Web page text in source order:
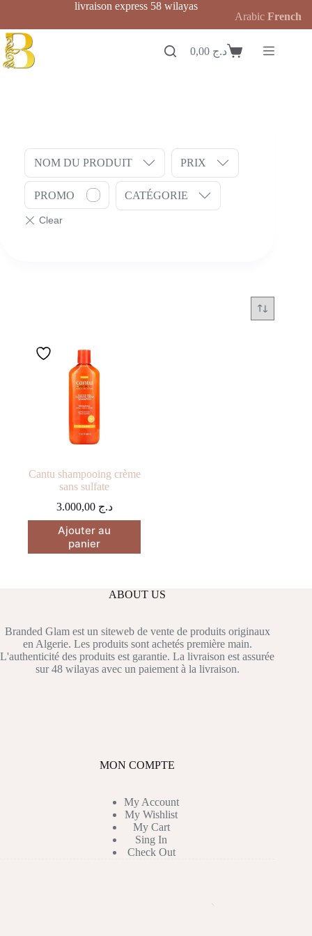
contenu
livraison express 58 wilayas
Panierد.ج
Cantu shampooing crème
sans sulfate
د.ج 3.000,00
Ajouter au
panier
NOM DU PRODUIT PRIX
PROMO CATÉGORIE
ABOUT US
Branded Glam est un siteweb de vente de produits originaux
en Algerie. Les produits sont achetés première main.
L'authenticité des produits est garantie. La livraison est assurée
sur 48 wilayas avec un paiement à la livraison.
MON COMPTE
My Account
My Wishlist
My Cart
Sing In
Check Out
Arabic French